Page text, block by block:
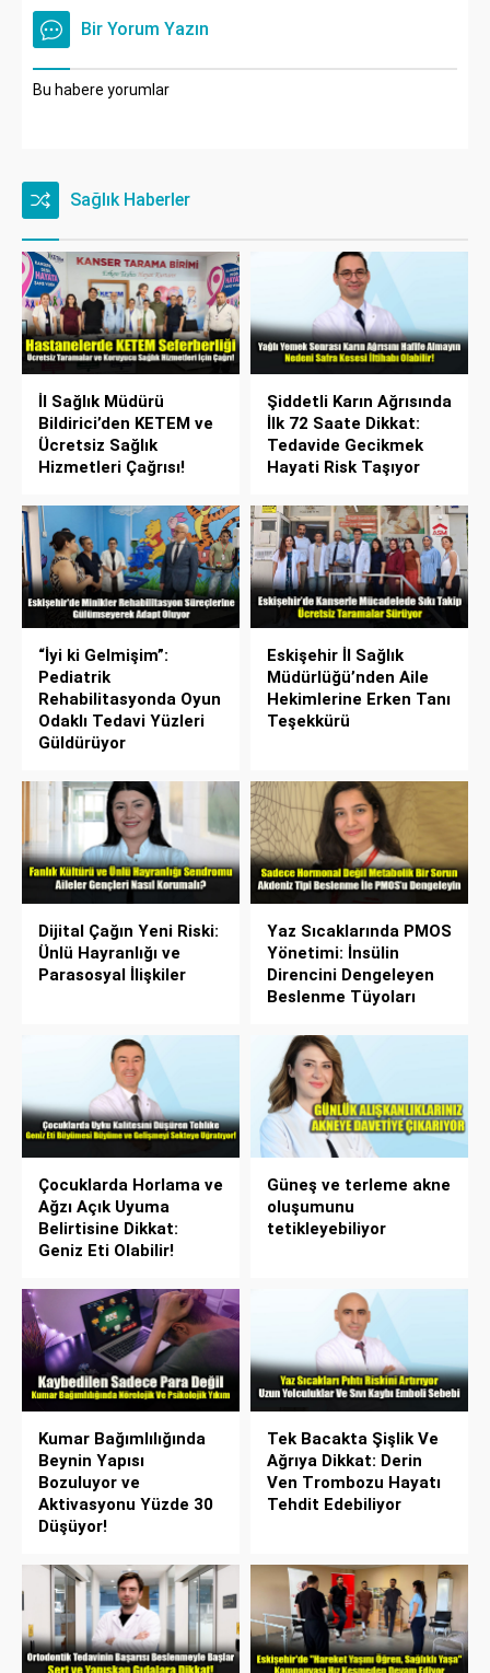
Bir Yorum Yazın
Bu habere yorumlar
Sağlık Haberler
İl Sağlık Müdürü
Bildirici’den KETEM ve
Ücretsiz Sağlık
Hizmetleri Çağrısı!
Şiddetli Karın Ağrısında
İlk 72 Saate Dikkat:
Tedavide Gecikmek
Hayati Risk Taşıyor
“İyi ki Gelmişim”:
Pediatrik
Rehabilitasyonda Oyun
Odaklı Tedavi Yüzleri
Güldürüyor
Eskişehir İl Sağlık
Müdürlüğü’nden Aile
Hekimlerine Erken Tanı
Teşekkürü
Dijital Çağın Yeni Riski:
Ünlü Hayranlığı ve
Parasosyal İlişkiler
Yaz Sıcaklarında PMOS
Yönetimi: İnsülin
Direncini Dengeleyen
Beslenme Tüyoları
Çocuklarda Horlama ve
Ağzı Açık Uyuma
Belirtisine Dikkat:
Geniz Eti Olabilir!
Güneş ve terleme akne
oluşumunu
tetikleyebiliyor
Kumar Bağımlılığında
Beynin Yapısı
Bozuluyor ve
Aktivasyonu Yüzde 30
Düşüyor!
Tek Bacakta Şişlik Ve
Ağrıya Dikkat: Derin
Ven Trombozu Hayatı
Tehdit Edebiliyor